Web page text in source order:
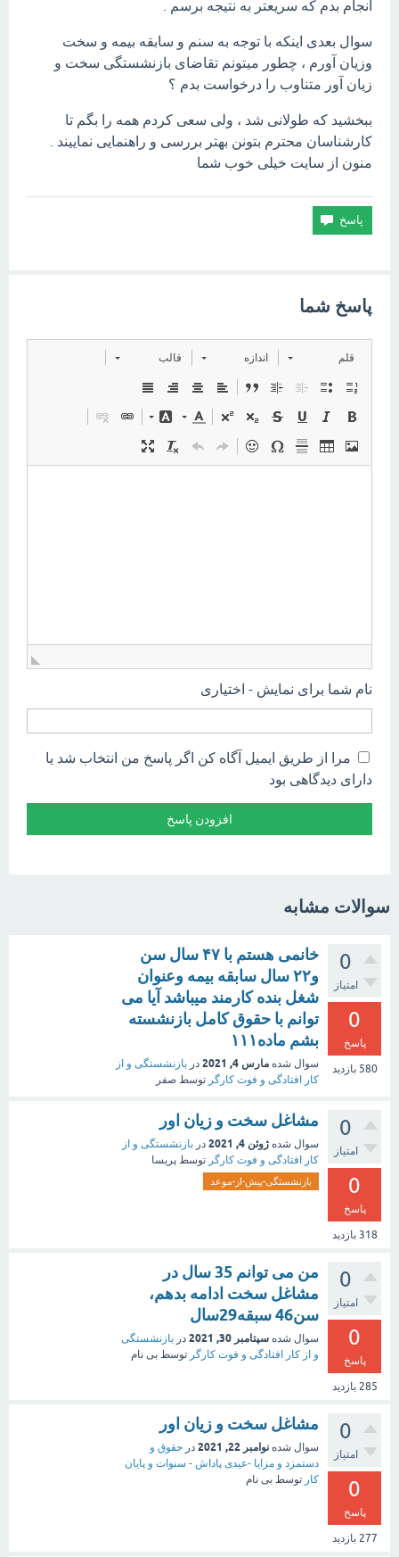
انجام بدم که سریعتر به نتیجه برسم .
سوال بعدی اینکه با توجه به سنم و سابقه بیمه و سخت
وزیان آورم ، چطور میتونم تقاضای بازنشستگی سخت و
زیان آور متناوب را درخواست بدم ؟
ببخشید که طولانی شد ، ولی سعی کردم همه را بگم تا
کارشناسان محترم بتونن بهتر بررسی و راهنمایی نماییند .
منون از سایت خیلی خوب شما
پاسخ شما
قلم اندازه قالب
نام شما برای نمایش - اختیاری
مرا از طریق ایمیل آگاه کن اگر پاسخ من انتخاب شد یا
دارای دیدگاهی بود
سوالات مشابه
0
امتیاز
0
پاسخ
580 بازدید
خانمی هستم با ۴۷ سال سن
و۲۲ سال سابقه بیمه وعنوان
شغل بنده کارمند میباشد آیا می
توانم با حقوق کامل بازنشسته
بشم ماده۱۱۱
سوال شده مارس 4, 2021 در بازنشستگی و از
کار افتادگی و فوت کارگر توسط صفر
0
امتیاز
0
پاسخ
318 بازدید
مشاغل سخت و زیان اور
سوال شده ژوئن 4, 2021 در بازنشستگی و از
کار افتادگی و فوت کارگر توسط پریسا
بازنشستگی-پیش-از-موعد
0
امتیاز
0
پاسخ
285 بازدید
من می توانم 35 سال در
مشاغل سخت ادامه بدهم،
سن46 سبقه29سال
سوال شده سپتامبر 30, 2021 در بازنشستگی
و از کار افتادگی و فوت کارگر توسط بی نام
0
امتیاز
0
پاسخ
277 بازدید
مشاغل سخت و زیان اور
سوال شده نوامبر 22, 2021 در حقوق و
دستمزد و مزایا -عیدی پاداش - سنوات و پایان
کار توسط بی نام